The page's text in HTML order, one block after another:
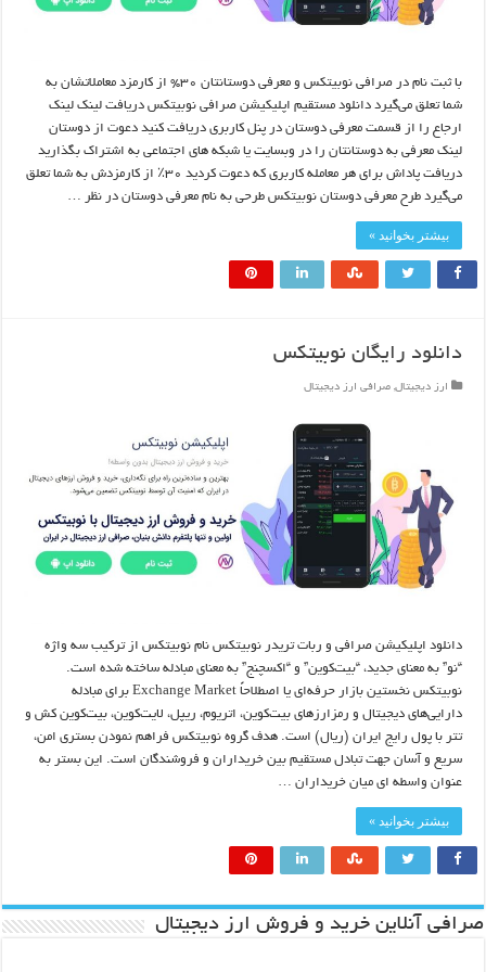
با ثبت نام در صرافی نوبیتکس و معرفی دوستانتان ۳۰% از کارمزد معاملاتشان به
شما تعلق می‌گیرد دانلود مستقیم اپلیکیشن صرافی نوبیتکس دریافت لینک لینک
ارجاع را از قسمت معرفی دوستان در پنل کاربری دریافت کنید دعوت از دوستان
لینک معرفی به دوستانتان را در وبسایت یا شبکه های اجتماعی به اشتراک بگذارید
دریافت پاداش برای هر معامله کاربری که دعوت کردید ۳۰٪ از کارمزدش به شما تعلق
می‌گیرد طرح معرفی دوستان نوبیتکس طرحی به نام معرفی دوستان در نظر …
بیشتر بخوانید »
دانلود رایگان نوبیتکس
ارز دیجیتال, صرافی ارز دیجیتال
دانلود اپلیکیشن صرافی و ربات تریدر نوبیتکس نام نوبیتکس از ترکیب سه واژه
“نو” به معنای جدید، “بیت‌کوین” و “اکسچنج” به معنای مبادله ساخته شده است.
نوبیتکس نخستین بازار حرفه‌ای یا اصطلاحاً Exchange Market برای مبادله
دارایی‌های دیجیتال و رمزارزهای بیت‌کوین، اتریوم، ریپل، لایت‌کوین، بیت‌کوین کش و
تتر با پول رایج ایران (ریال) است. هدف گروه نوبیتکس فراهم نمودن بستری امن،
سریع و آسان جهت تبادل مستقیم بین خریداران و فروشندگان است. این بستر به
عنوان واسطه ای میان خریداران …
بیشتر بخوانید »
صرافی آنلاین خرید و فروش ارز دیجیتال